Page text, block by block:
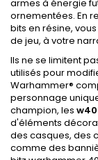
armes à énergie
ornementées. En
bits en résine,
de jeu, à votre
Ils ne se limitent
utilisés pour
Warhammer®
personnage
champion, les
d'éléments
des casques, des
comme des